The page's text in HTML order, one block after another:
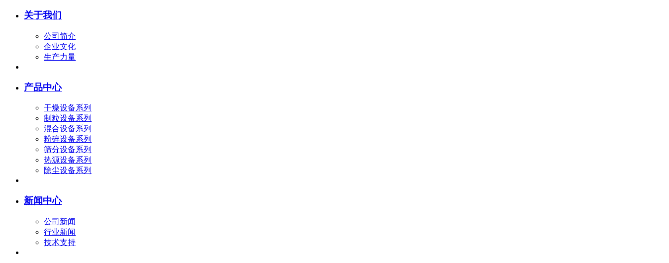
关于我们
公司简介
企业文化
生产力量
产品中心
干燥设备系列
制粒设备系列
混合设备系列
粉碎设备系列
筛分设备系列
热源设备系列
除尘设备系列
新闻中心
公司新闻
行业新闻
技术支持